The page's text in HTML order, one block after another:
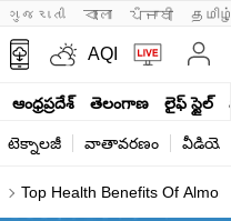
ગુજરાતી বাংলা ਪੰਜਾਬੀ
AQI
ఆంధ్రప్రదేశ్ తెలంగాణ లైఫ్ స్టైల్
టెక్నాలజీ వాతావరణం
Top Health Benefits Of